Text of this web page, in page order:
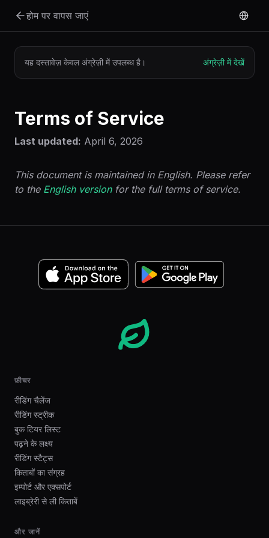
होम पर वापस जाएं
यह दस्तावेज़ केवल अंग्रेज़ी में उपलब्ध है। अंग्रेज़ी में देखें
Terms of Service
Last updated: April 6, 2026
This document is maintained in English. Please refer
to the English versionfor the full terms of service.
फ़ीचर
रीडिंग चैलेंज
रीडिंग स्ट्रीक
बुक टियर लिस्ट
पढ़ने के लक्ष्य
रीडिंग स्टैट्स
किताबों का संग्रह
इम्पोर्ट और एक्सपोर्ट
लाइब्रेरी से ली किताबें
और जानें